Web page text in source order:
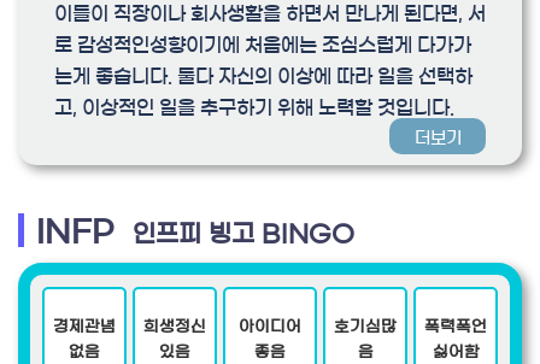
이들이 직장이나 회사생활을 하면서 만나게 된다면, 서
로 감성적인성향이기에 처음에는 조심스럽게 다가가
는게 좋습니다. 둘다 자신의 이상에 따라 일을 선택하
고, 이상적인 일을 추구하기 위해 노력할 것입니다.
더보기
INFP 인프피 빙고 BINGO
경제관념
없음
희생정신
있음
아이디어
좋음
호기심많
음
폭력폭언
싫어함